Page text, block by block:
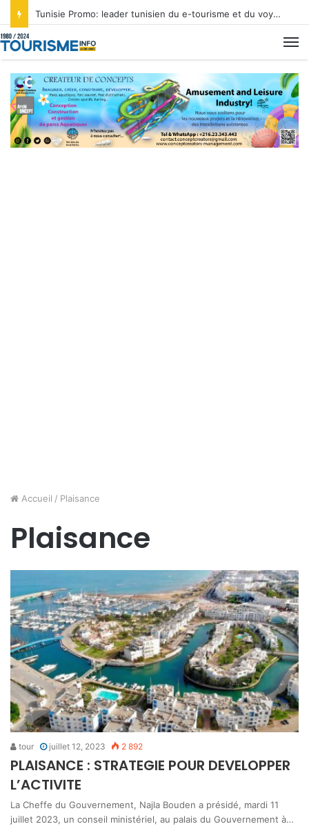
Tunisie Promo: leader tunisien du e-tourisme et du voyage sur mesure
Accueil / Plaisance
Plaisance
tour juillet 12, 2023 2 892
PLAISANCE : STRATEGIE POUR DEVELOPPER
L’ACTIVITE
La Cheffe du Gouvernement, Najla Bouden a présidé, mardi 11
juillet 2023, un conseil ministériel, au palais du Gouvernement à…